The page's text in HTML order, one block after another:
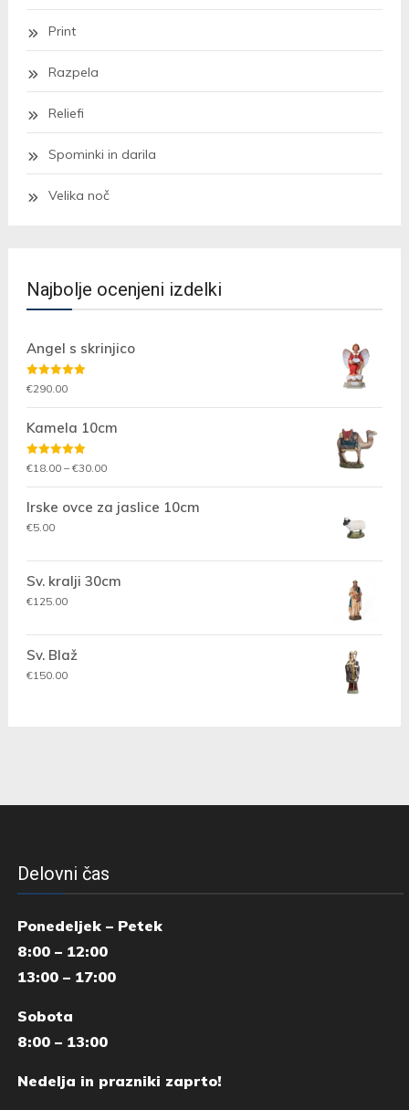
Print
Razpela
Reliefi
Spominki in darila
Velika noč
Najbolje ocenjeni izdelki
Angel s skrinjico
Ocenjeno
5.00 od 5
€290.00
Kamela 10cm
Ocenjeno
5.00od 5
€18.00 – €30.00Cenovni
razpon:
od
€30.00
Irske ovce za jaslice 10cm
€5.00
Sv. kralji 30cm
€125.00
Sv. Blaž
€150.00
Delovni čas
Ponedeljek – Petek
8:00 – 12:00
13:00 – 17:00
Sobota
8:00 – 13:00
Nedelja in prazniki zaprto!